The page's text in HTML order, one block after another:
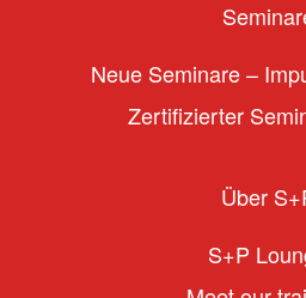
Neue Seminare –
Zertifizierter
Über
S+P